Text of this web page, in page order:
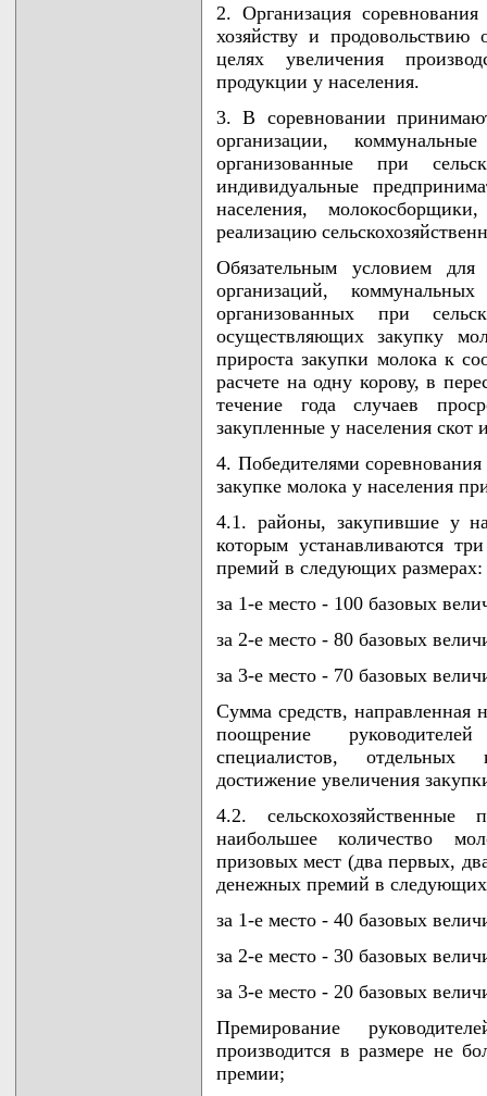
2. Организация
хозяйству и продовольствию
целях увеличения
продукции у населения.
3. В соревновании
организации,
организованные при
индивидуальные
населения,
реализацию
Обязательным условием для
организаций,
организованных при
осуществляющих закупку
прироста закупки молока к
расчете на одну корову, в
течение года случаев
закупленные у населения скот
4. Победителями
закупке молока у населения
4.1. районы, закупившие у
которым устанавливаются
премий в следующих размерах:
за 1-е место - 100 базовых
за 2-е место - 80 базовых
за 3-е место - 70 базовых
Сумма средств, направленная
поощрение руководителей
специалистов, отдельных
достижение увеличения
4.2. сельскохозяйственные
наибольшее количество
призовых мест (два первых,
денежных премий в следующих
за 1-е место - 40 базовых
за 2-е место - 30 базовых
за 3-е место - 20 базовых
Премирование
производится в размере не
премии;